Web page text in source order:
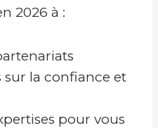
2026 à :
sur la confiance et
pour vous